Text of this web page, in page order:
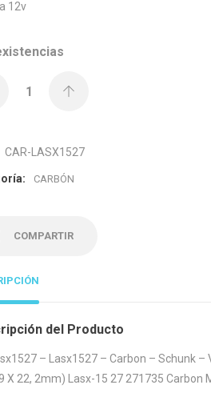
12v
CAR-LASX1527
CARBÓN
COMPARTIR
del Producto
– Lasx1527 – Carbon – Schunk –
X 22, 2mm) Lasx-15 27 271735 Carbon